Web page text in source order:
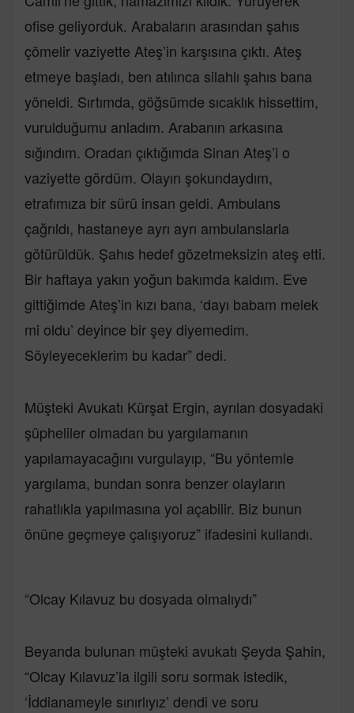
ofise geliyorduk. Arabaların arasından şahıs
çömelir vaziyette Ateş’in karşısına çıktı. Ateş
etmeye başladı, ben atılınca silahlı şahıs bana
yöneldi. Sırtımda, göğsümde sıcaklık hissettim,
vurulduğumu anladım. Arabanın arkasına
sığındım. Oradan çıktığımda Sinan Ateş’i o
vaziyette gördüm. Olayın şokundaydım,
etrafımıza bir sürü insan geldi. Ambulans
çağrıldı, hastaneye ayrı ayrı ambulanslarla
götürüldük. Şahıs hedef gözetmeksizin ateş etti.
Bir haftaya yakın yoğun bakımda kaldım. Eve
gittiğimde Ateş’in kızı bana, ‘dayı babam melek
mi oldu’ deyince bir şey diyemedim.
Söyleyeceklerim bu kadar” dedi.
Müşteki Avukatı Kürşat Ergin, ayrılan dosyadaki
şüpheliler olmadan bu yargılamanın
yapılamayacağını vurgulayıp, “Bu yöntemle
yargılama, bundan sonra benzer olayların
rahatlıkla yapılmasına yol açabilir. Biz bunun
önüne geçmeye çalışıyoruz” ifadesini kullandı.
“Olcay Kılavuz bu dosyada olmalıydı”
Beyanda bulunan müşteki avukatı Şeyda Şahin,
“Olcay Kılavuz’la ilgili soru sormak istedik,
‘İddianameyle sınırlıyız’ dendi ve soru